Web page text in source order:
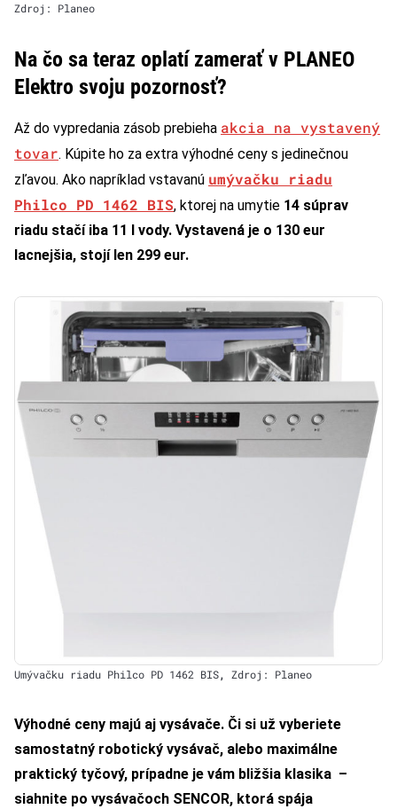
Zdroj: Planeo
Na čo sa teraz oplatí zamerať v PLANEO
Elektro svoju pozornosť?
Až do vypredania zásob prebieha akcia na vystavený
tovar. Kúpite ho za extra výhodné ceny s jedinečnou
zľavou. Ako napríklad vstavanú umývačku riadu
Philco PD 1462 BIS, ktorej na umytie 14 súprav
riadu stačí iba 11 l vody. Vystavená je o 130 eur
lacnejšia, stojí len 299 eur.
Umývačku riadu Philco PD 1462 BIS, Zdroj: Planeo
Výhodné ceny majú aj vysávače. Či si už vyberiete
samostatný robotický vysávač, alebo maximálne
praktický tyčový, prípadne je vám bližšia klasika –
siahnite po vysávačoch SENCOR, ktorá spája